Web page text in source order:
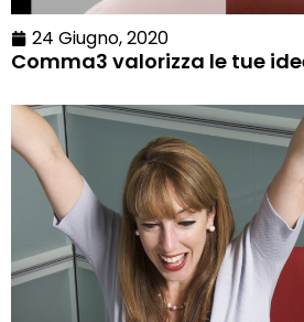
24 Giugno, 2020
Comma3 valorizza le tue